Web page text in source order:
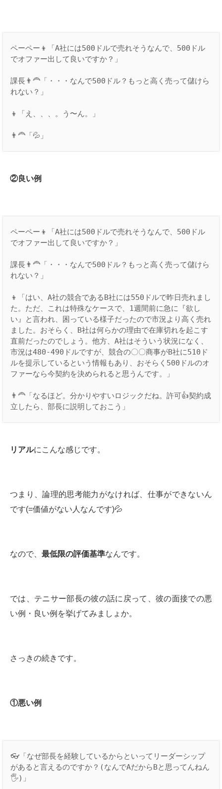
ペーペー👦「A社には500ドルで売れそうなんで、500ドル
でオファー出して良いですか？」
課長👨‍🦰「・・・なんで500ドル？もっと高く売って儲けら
れない？」
👦「え、、、。う〜ん。」
👨‍🦰「💦」
②良い例
ペーペー👦「A社には500ドルで売れそうなんで、500ドル
でオファー出して良いですか？」
課長👨‍🦰「・・・なんで500ドル？もっと高く売って儲けら
れない？」
👦「はい、A社の競合であるB社には550ドルで昨日売れまし
た。ただ、これは特殊なケースで、1週間前に急に『欲し
い』と言われ、困っている様子だったので市況より高く売れ
ました。おそらく、B社は何らかの理由で在庫切れを起こす
直前だったのでしょう。他方、A社はそういう状況になく、
市況は480-490ドルですが、競合の〇〇商事がB社に510ド
ルを提示しているという情報もあり、おそらく500ドルのオ
ファーなら今契約を決められると思うんです。」
👨‍🦰「なるほど。分かりやすいロジックだね。許可👍契約成
立したら、部長に説明しておこう」
リアルにこんな感じです。
つまり、論理的思考能力がなければ、仕事ができないん
です(=価値がない人なんです)💦
なので、 最低限の評価基準なんです。
では、テニサー部長の彼の話に戻って、彼の面接での悪
い例・良い例を挙げてみましょか。
さっきの続きです。
①悪い例
👓「なぜ部長を経験しているからといってリーダーシップ
があると言えるのですか？(なんでAだからBと思ってんねん
🖐)」